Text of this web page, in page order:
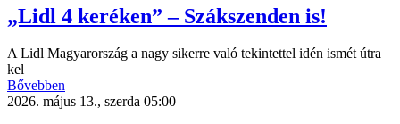
„Lidl 4 keréken” – Szákszenden is!
A Lidl Magyarország a nagy sikerre való tekintettel idén ismét útra
kel
Bővebben
2026. május 13., szerda 05:00